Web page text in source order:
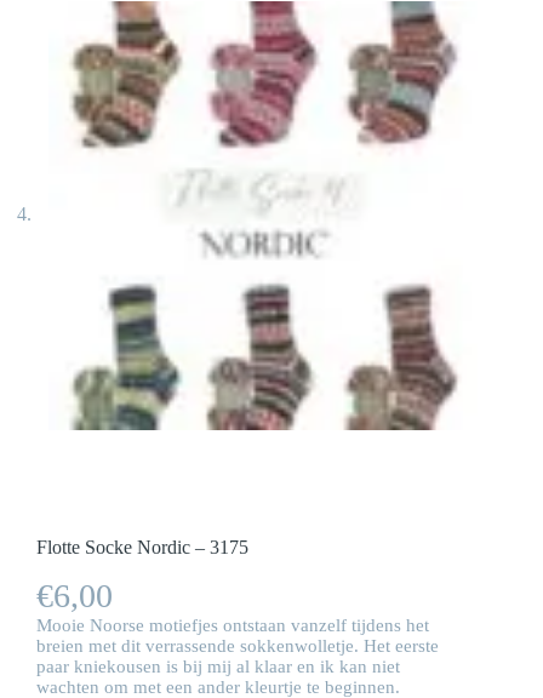
Flotte Socke Nordic – 3175
€6,00
Mooie Noorse motiefjes ontstaan vanzelf tijdens het
breien met dit verrassende sokkenwolletje. Het eerste
paar kniekousen is bij mij al klaar en ik kan niet
wachten om met een ander kleurtje te beginnen.